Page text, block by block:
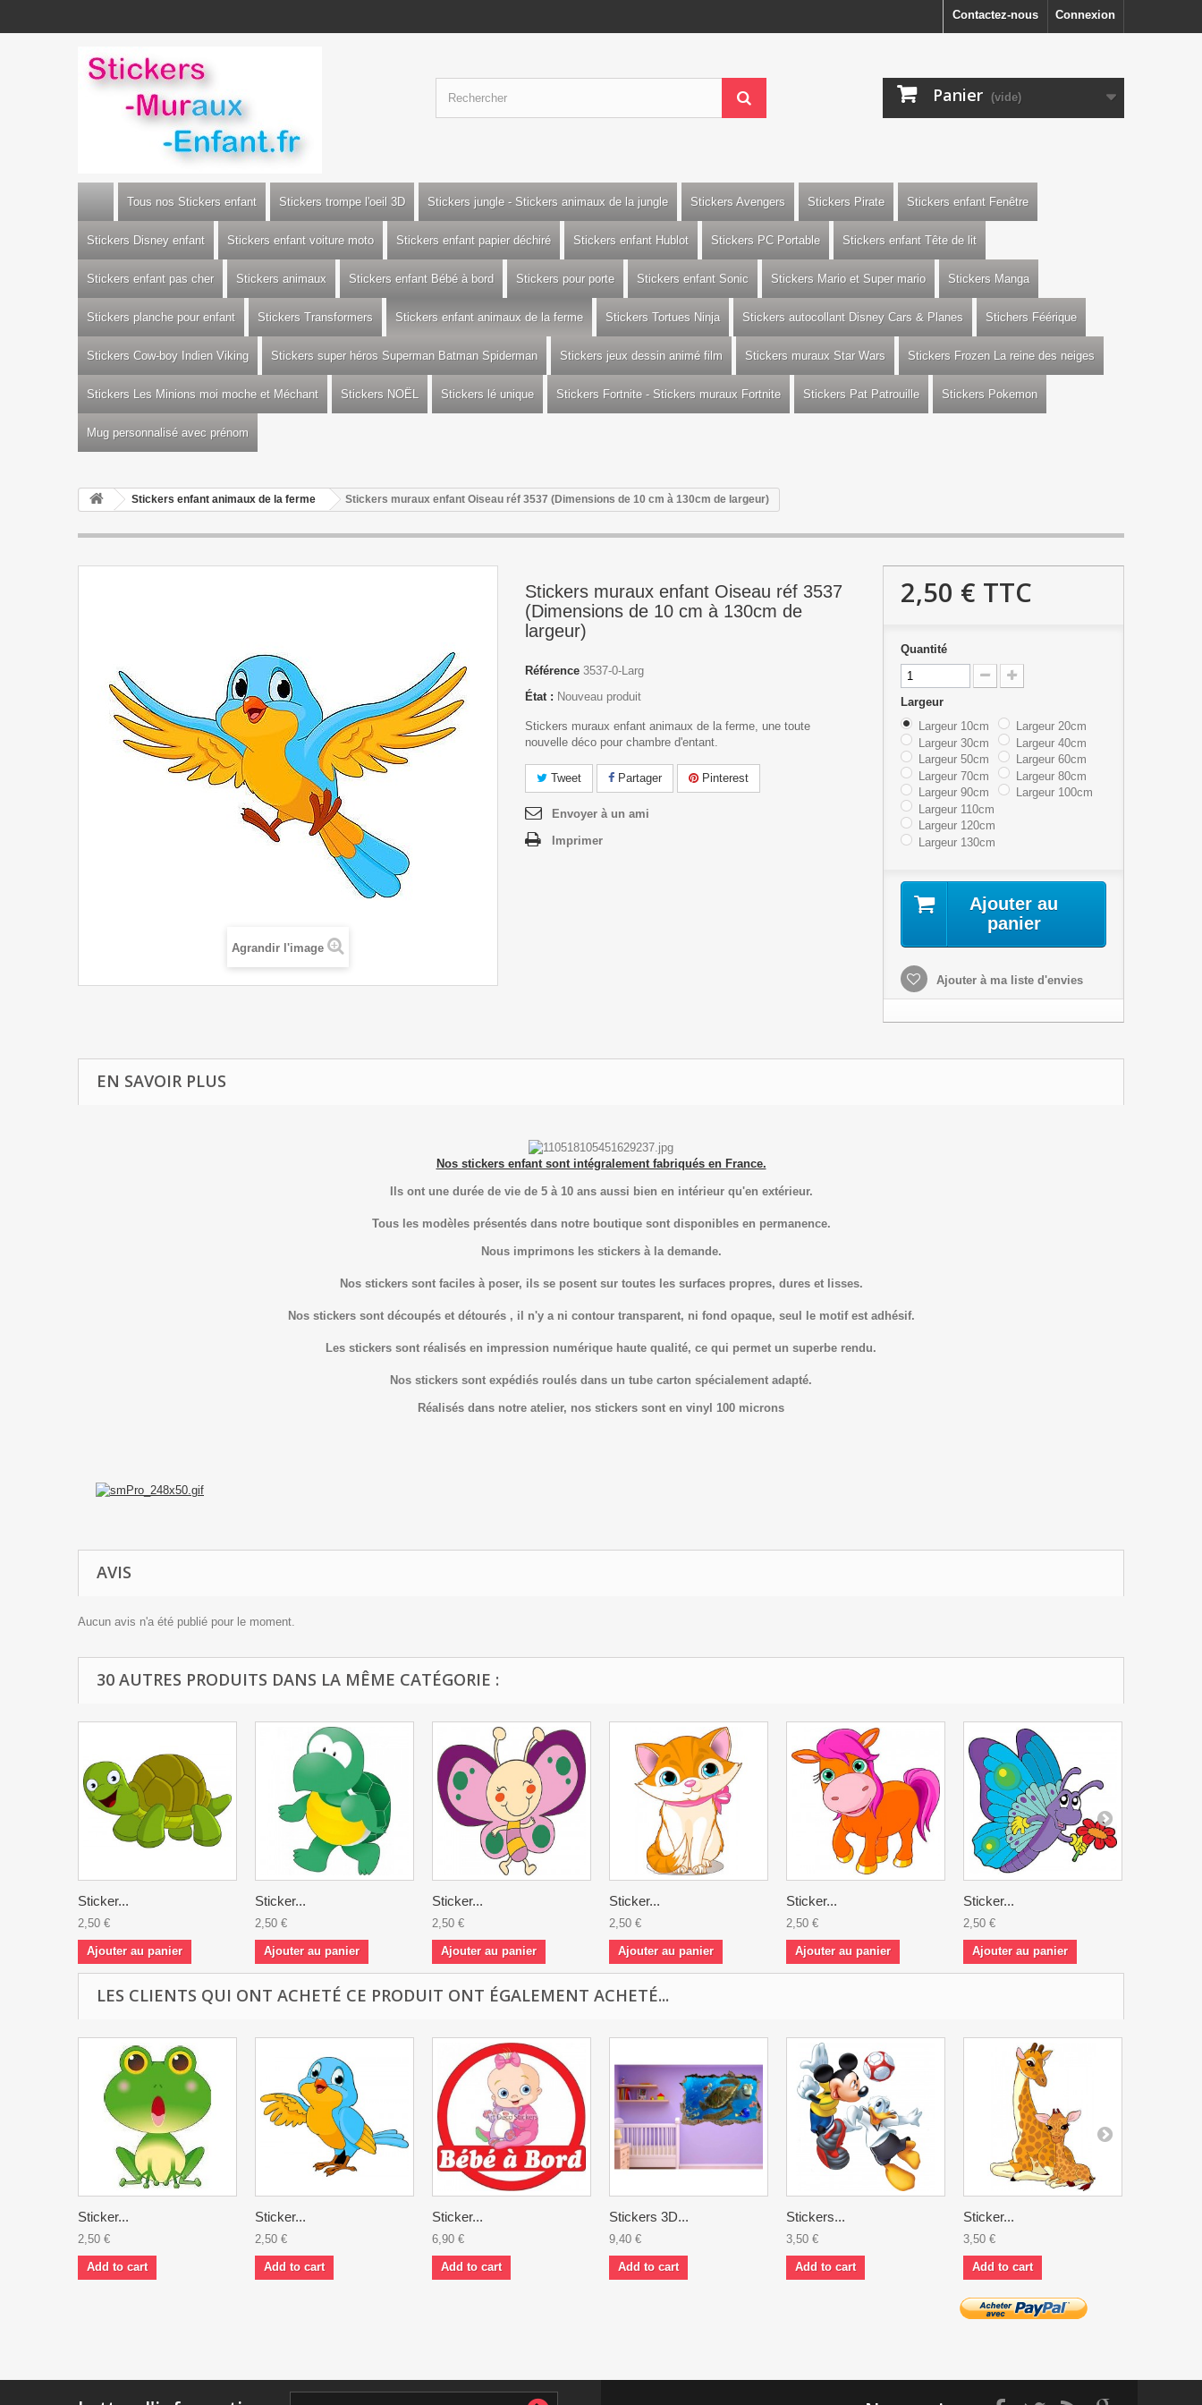
Connexion
Contactez-nous
Panier (vide)
Tous nos Stickers enfant Stickers trompe l'oeil 3D Stickers jungle - Stickers animaux de la jungle Stickers Avengers Stickers Pirate Stickers enfant Fenêtre
Stickers Disney enfant Stickers enfant voiture moto Stickers enfant papier déchiré Stickers enfant Hublot Stickers PC Portable Stickers enfant Tête de lit
Stickers enfant pas cher Stickers animaux Stickers enfant Bébé à bord Stickers pour porte Stickers enfant Sonic Stickers Mario et Super mario Stickers Manga
Stickers planche pour enfant Stickers Transformers Stickers enfant animaux de la ferme Stickers Tortues Ninja Stickers autocollant Disney Cars & Planes Stichers Féérique
Stickers Cow-boy Indien Viking Stickers super héros Superman Batman Spiderman Stickers jeux dessin animé film Stickers muraux Star Wars Stickers Frozen La reine des neiges
Stickers Les Minions moi moche et Méchant Stickers NOËL Stickers lé unique Stickers Fortnite - Stickers muraux Fortnite Stickers Pat Patrouille Stickers Pokemon
Mug personnalisé avec prénom
Stickers enfant animaux de la ferme Stickers muraux enfant Oiseau réf 3537 (Dimensions de 10 cm à 130cm de largeur)
Agrandir l'image
Stickers muraux enfant Oiseau réf 3537
(Dimensions de 10 cm à 130cm de
largeur)
Référence 3537-0-Larg
État : Nouveau produit
Stickers muraux enfant animaux de la ferme, une toute
nouvelle déco pour chambre d'entant.
Tweet Partager Pinterest
Envoyer à un ami
Imprimer
2,50 € TTC
Quantité
Largeur
Largeur 10cm
Largeur 20cm
Largeur 30cm
Largeur 40cm
Largeur 50cm
Largeur 60cm
Largeur 70cm
Largeur 80cm
Largeur 90cm
Largeur 100cm
Largeur 110cm
Largeur 120cm
Largeur 130cm
Ajouter au
panier
Ajouter à ma liste d'envies
EN SAVOIR PLUS
Nos stickers enfant sont intégralement fabriqués en France.
Ils ont une durée de vie de 5 à 10 ans aussi bien en intérieur qu'en extérieur.
Tous les modèles présentés dans notre boutique sont disponibles en permanence.
Nous imprimons les stickers à la demande.
Nos stickers sont faciles à poser, ils se posent sur toutes les surfaces propres, dures et lisses.
Nos stickers sont découpés et détourés , il n'y a ni contour transparent, ni fond opaque, seul le motif est adhésif.
Les stickers sont réalisés en impression numérique haute qualité, ce qui permet un superbe rendu.
Nos stickers sont expédiés roulés dans un tube carton spécialement adapté.
Réalisés dans notre atelier, nos stickers sont en vinyl 100 microns
AVIS
Aucun avis n'a été publié pour le moment.
30 AUTRES PRODUITS DANS LA MÊME CATÉGORIE :
Sticker...
2,50 €
Ajouter au panier
Sticker...
2,50 €
Ajouter au panier
Sticker...
2,50 €
Ajouter au panier
Sticker...
2,50 €
Ajouter au panier
Sticker...
2,50 €
Ajouter au panier
Sticker...
2,50 €
Ajouter au panier
LES CLIENTS QUI ONT ACHETÉ CE PRODUIT ONT ÉGALEMENT ACHETÉ...
Sticker...
2,50 €
Add to cart
Sticker...
2,50 €
Add to cart
Sticker...
6,90 €
Add to cart
Stickers 3D...
9,40 €
Add to cart
Stickers...
3,50 €
Add to cart
Sticker...
3,50 €
Add to cart